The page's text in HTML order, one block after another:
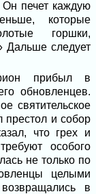
печет каждую
которые
горшки,
Дальше следует
прибыл в
обновленцев.
святительское
престол и собор
что грех и
особого
не только по
целыми
в